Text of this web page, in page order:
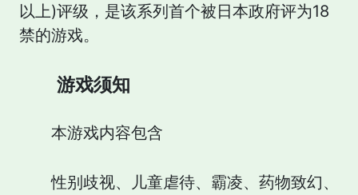
以上)评级，是该系列首个被日本政府评为18
禁的游戏。
游戏须知
本游戏内容包含
性别歧视、儿童虐待、霸凌、药物致幻、